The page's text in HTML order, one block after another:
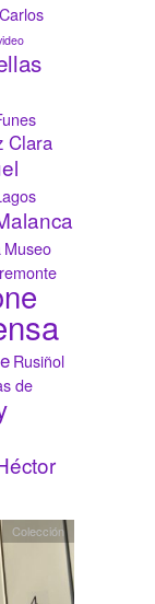
Clara
Museo
Rusiñol
de
Colección